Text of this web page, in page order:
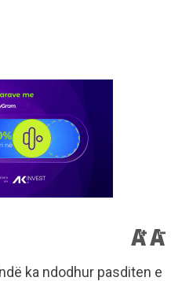
ka ndodhur pasditen e